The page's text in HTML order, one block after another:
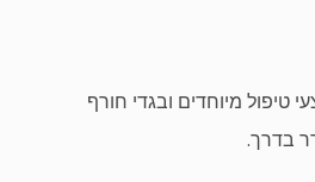
טיפול מיוחדים ובגדי חורף
בדרך.